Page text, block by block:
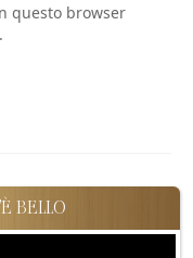
questo browser
BELLO